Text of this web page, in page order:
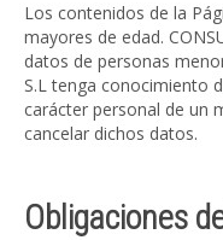
Los contenidos de la
mayores de edad.
datos de personas
S.L tenga conocimiento
carácter personal de un
cancelar dichos datos.
Obligaciones